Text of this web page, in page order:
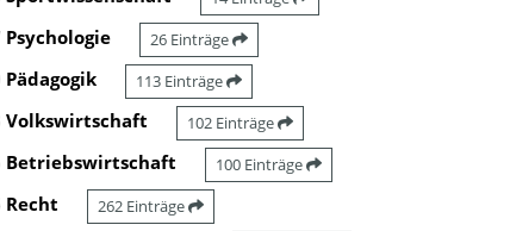
Psychologie 26 Einträge
Pädagogik 113 Einträge
Volkswirtschaft 102 Einträge
Betriebswirtschaft 100 Einträge
Recht 262 Einträge